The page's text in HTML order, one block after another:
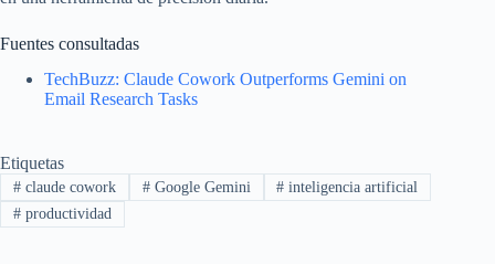
Fuentes consultadas
TechBuzz: Claude Cowork Outperforms Gemini on
Email Research Tasks
Etiquetas
#claude cowork #Google Gemini # inteligencia artificial
#productividad